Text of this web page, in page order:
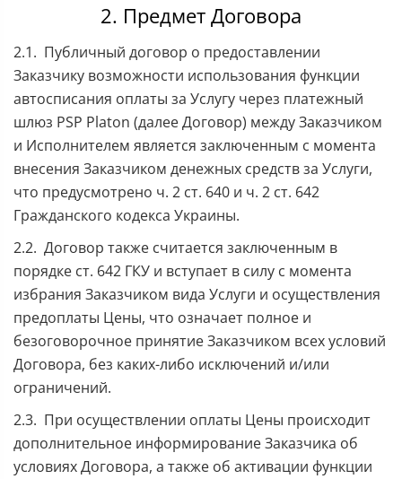
2. Предмет Договора
2.1. Публичный договор о предоставлении
Заказчику возможности использования функции
автосписания оплаты за Услугу через платежный
шлюз PSP Platon (далее Договор) между Заказчиком
и Исполнителем является заключенным с момента
внесения Заказчиком денежных средств за Услуги,
что предусмотрено ч. 2 ст. 640 и ч. 2 ст. 642
Гражданского кодекса Украины.
2.2. Договор также считается заключенным в
порядке ст. 642 ГКУ и вступает в силу с момента
избрания Заказчиком вида Услуги и осуществления
предоплаты Цены, что означает полное и
безоговорочное принятие Заказчиком всех условий
Договора, без каких-либо исключений и/или
ограничений.
2.3. При осуществлении оплаты Цены происходит
дополнительное информирование Заказчика об
условиях Договора, а также об активации функции